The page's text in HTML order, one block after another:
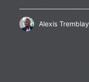
Alexis Tremblay